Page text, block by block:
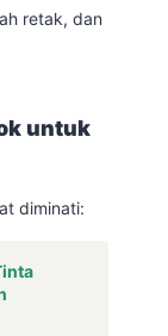
retak, dan
untuk
diminati: